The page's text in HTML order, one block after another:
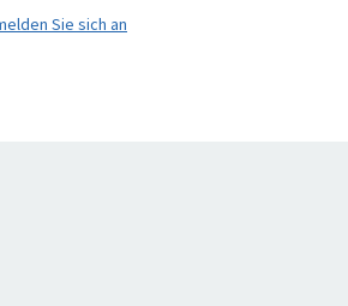
Sie sich an